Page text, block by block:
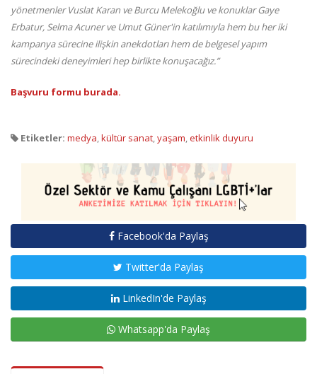
yönetmenler Vuslat Karan ve Burcu Melekoğlu ve konuklar Gaye
Erbatur, Selma Acuner ve Umut Güner'in katılımıyla hem bu her iki
kampanya sürecine ilişkin anekdotları hem de belgesel yapım
sürecindeki deneyimleri hep birlikte konuşacağız.”
Başvuru formu burada.
Etiketler: medya,kültür sanat,yaşam,etkinlik duyuru
Facebook'da Paylaş
Twitter'da Paylaş
LinkedIn'de Paylaş
Whatsapp'da Paylaş